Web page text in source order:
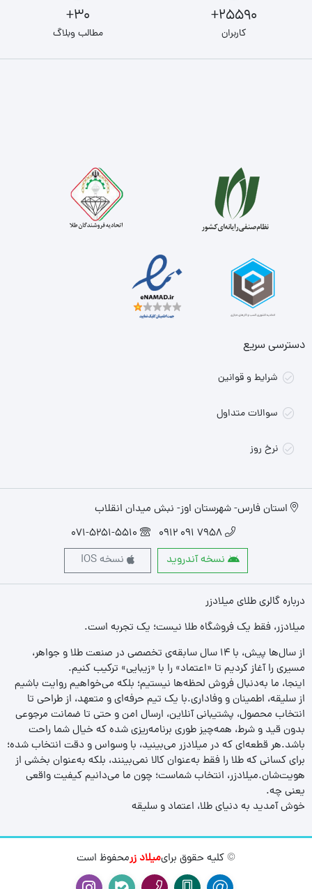
25590+
کاربران
30+
مطالب وبلاگ
دسترسی سریع
شرایط و قوانین
سوالات متداول
نرخ روز
استان فارس- شهرستان اوز- نبش میدان انقلاب
7958 091 0912
071-5251-5510
نسخه آندروید
نسخه IOS
درباره گالری طلای میلادزر
میلادزر، فقط یک فروشگاه طلا نیست؛ یک تجربه‌ است.
از سال‌ها پیش، با ۱۴ سال سابقه‌ی تخصصی در صنعت طلا و جواهر،
مسیری را آغاز کردیم تا «اعتماد» را با «زیبایی» ترکیب کنیم.
اینجا، ما به‌دنبال فروش لحظه‌ها نیستیم؛ بلکه می‌خواهیم روایت باشیم
از سلیقه، اطمینان و وفاداری.با یک تیم حرفه‌ای و متعهد، از طراحی تا
انتخاب محصول، پشتیبانی آنلاین، ارسال امن و حتی تا ضمانت مرجوعی
بدون قید و شرط، همه‌چیز طوری برنامه‌ریزی شده که خیال شما راحت
باشد.هر قطعه‌ای که در میلادزر می‌بینید، با وسواس و دقت انتخاب شده؛
برای کسانی که طلا را فقط به‌عنوان کالا نمی‌بینند، بلکه به‌عنوان بخشی از
هویت‌شان.میلادزر، انتخاب شماست؛ چون ما می‌دانیم کیفیت واقعی
یعنی چه.
خوش آمدید به دنیای طلا، اعتماد و سلیقه
© کلیه حقوق برایمیلاد زرمحفوظ است